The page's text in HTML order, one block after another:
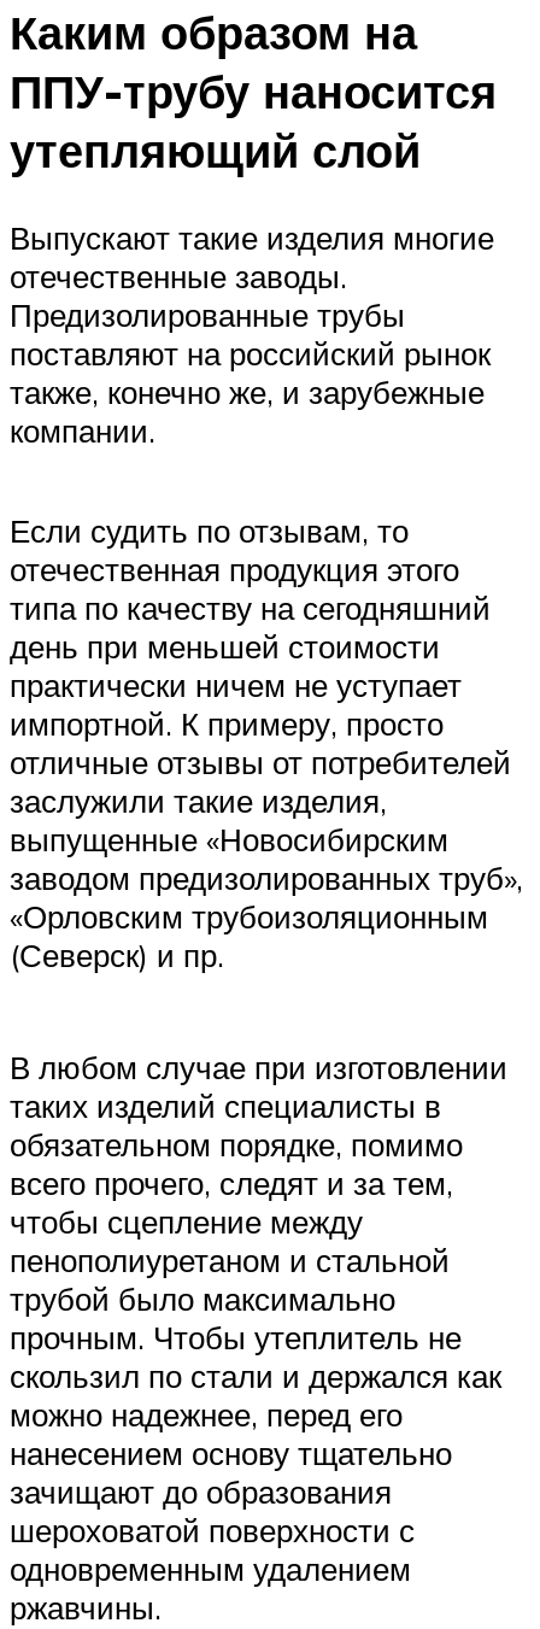
Каким образом на
ППУ-трубу наносится
утепляющий слой
Выпускают такие изделия многие
отечественные заводы.
Предизолированные трубы
поставляют на российский рынок
также, конечно же, и зарубежные
компании.
Если судить по отзывам, то
отечественная продукция этого
типа по качеству на сегодняшний
день при меньшей стоимости
практически ничем не уступает
импортной. К примеру, просто
отличные отзывы от потребителей
заслужили такие изделия,
выпущенные «Новосибирским
заводом предизолированных труб»,
«Орловским трубоизоляционным
(Северск) и пр.
В любом случае при изготовлении
таких изделий специалисты в
обязательном порядке, помимо
всего прочего, следят и за тем,
чтобы сцепление между
пенополиуретаном и стальной
трубой было максимально
прочным. Чтобы утеплитель не
скользил по стали и держался как
можно надежнее, перед его
нанесением основу тщательно
зачищают до образования
шероховатой поверхности с
одновременным удалением
ржавчины.